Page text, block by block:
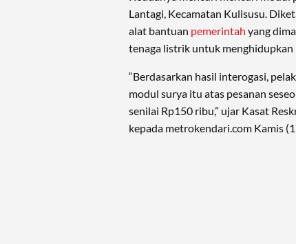
Lantagi, Kecamatan Kulisusu.
alat bantuan pemerintah yang
tenaga listrik untuk menghidupkan
“Berdasarkan hasil interogasi,
modul surya itu atas pesanan
senilai Rp150 ribu,” ujar Kasat
kepada metrokendari.com Kamis